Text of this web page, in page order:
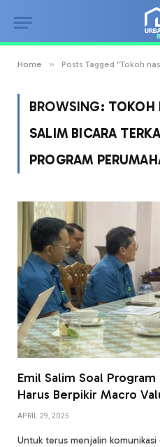
Home » Posts Tagged "Tokoh nasional Emil
BROWSING: TOKOH
SALIM BICARA
PROGRAM
Emil Salim Soal
Harus Berpikir Macro
APRIL 29, 2025
Untuk terus menjalin